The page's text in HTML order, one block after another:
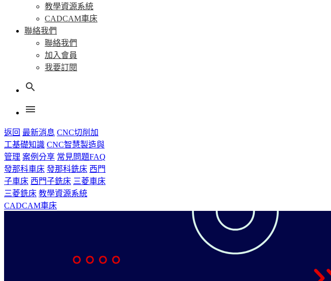
教學資源系統
CADCAM車床
聯絡我們
聯絡我們
加入會員
我要訂閱
search
menu
返回 最新消息 CNC切削加
工基礎知識 CNC智慧製造與
管理 案例分享 常見問題FAQ
發那科車床 發那科銑床 西門
子車床 西門子銑床 三菱車床
三菱銑床 教學資源系統
CADCAM車床